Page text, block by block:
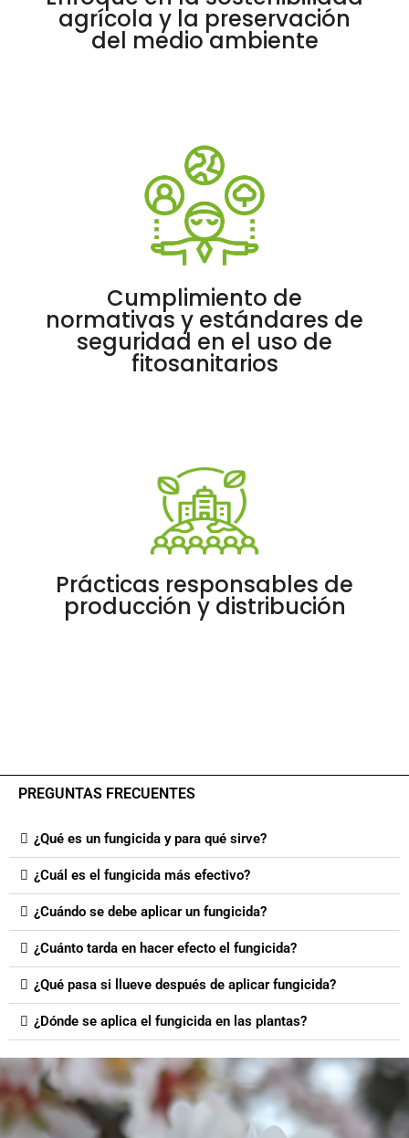
agrícola y la preservación
del medio ambiente
Cumplimiento de
normativas y estándares de
seguridad en el uso de
fitosanitarios
Prácticas responsables de
producción y distribución
PREGUNTAS FRECUENTES
¿Qué es un fungicida y para qué sirve?
¿Cuál es el fungicida más efectivo?
¿Cuándo se debe aplicar un fungicida?
¿Cuánto tarda en hacer efecto el fungicida?
¿Qué pasa si llueve después de aplicar fungicida?
¿Dónde se aplica el fungicida en las plantas?